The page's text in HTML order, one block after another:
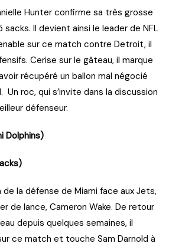
Hunter confirme sa très grosse
sacks. Il devient ainsi le leader de NFL
sur ce match contre Detroit, il
Cerise sur le gâteau, il marque
récupéré un ballon mal négocié
Un roc, qui s’invite dans la discussion
défenseur.
Dolphins)
la défense de Miami face aux Jets,
de lance, Cameron Wake. De retour
depuis quelques semaines, il
ce match et touche Sam Darnold à